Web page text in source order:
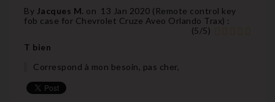
By Jacques M. on 13 Jan 2020 ( Remote control key
fob case for Chevrolet Cruze Aveo Orlando Trax) :
(5/5)
T bien
Correspond à mon besoin, pas cher,